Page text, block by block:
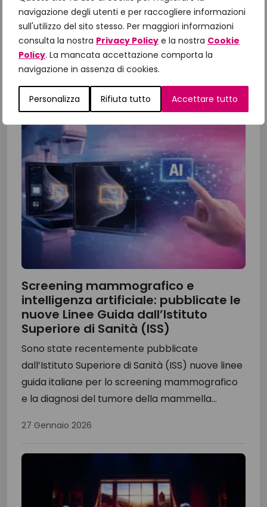
navigazione degli utenti e per raccogliere informazioni
sull'utilizzo del sito stesso. Per maggiori informazioni
consulta la nostra Privacy Policy e la nostra Cookie
Policy. La mancata accettazione comporta la
navigazione in assenza di cookies.
Personalizza Rifiuta tutto Accettare tutto
A un anno dalla presentazione del Manifesto
“Un impegno per la Salute 2025-2027”,
Fondazione IncontraDonna ha riunito istituzioni,
comunità scientifica, associazioni di...
Screening mammografico e
intelligenza artificiale: pubblicate le
nuove Linee Guida dall’Istituto
Superiore di Sanità (ISS)
Sono state recentemente pubblicate
dall’Istituto Superiore di Sanità (ISS) nuove linee
guida italiane per lo screening mammografico
e la diagnosi del tumore della mammella...
27 Gennaio 2026